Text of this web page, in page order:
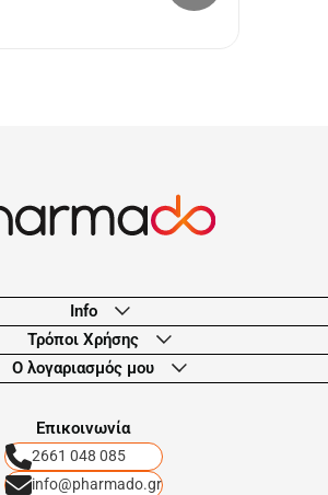
Info
Τρόποι Χρήσης
Ο λογαριασμός μου
Eπικοινωνία
2661 048 085
info@pharmado.gr